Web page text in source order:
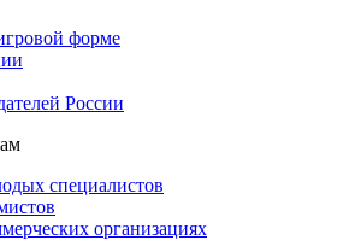
форме
России
специалистов
организациях